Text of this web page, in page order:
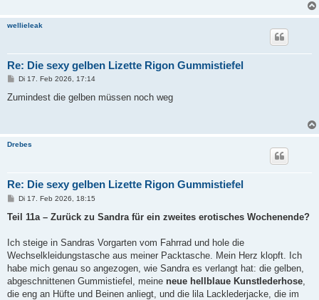
wellieleak
Re: Die sexy gelben Lizette Rigon Gummistiefel
B
i
Di 17. Feb 2026, 17:14
Zumindest die gelben müssen noch weg
Drebes
Re: Die sexy gelben Lizette Rigon Gummistiefel
B
i
a
Di 17. Feb 2026, 18:15
Teil 11a – Zurück zu Sandra für ein zweites erotisches Wochenende?
Ich steige in Sandras Vorgarten vom Fahrrad und hole die
Wechselkleidungstasche aus meiner Packtasche. Mein Herz klopft. Ich
habe mich genau so angezogen, wie Sandra es verlangt hat: die gelben,
abgeschnittenen Gummistiefel, meine neue hellblaue Kunstlederhose
die eng an Hüfte und Beinen anliegt, und die lila Lacklederjacke, die im